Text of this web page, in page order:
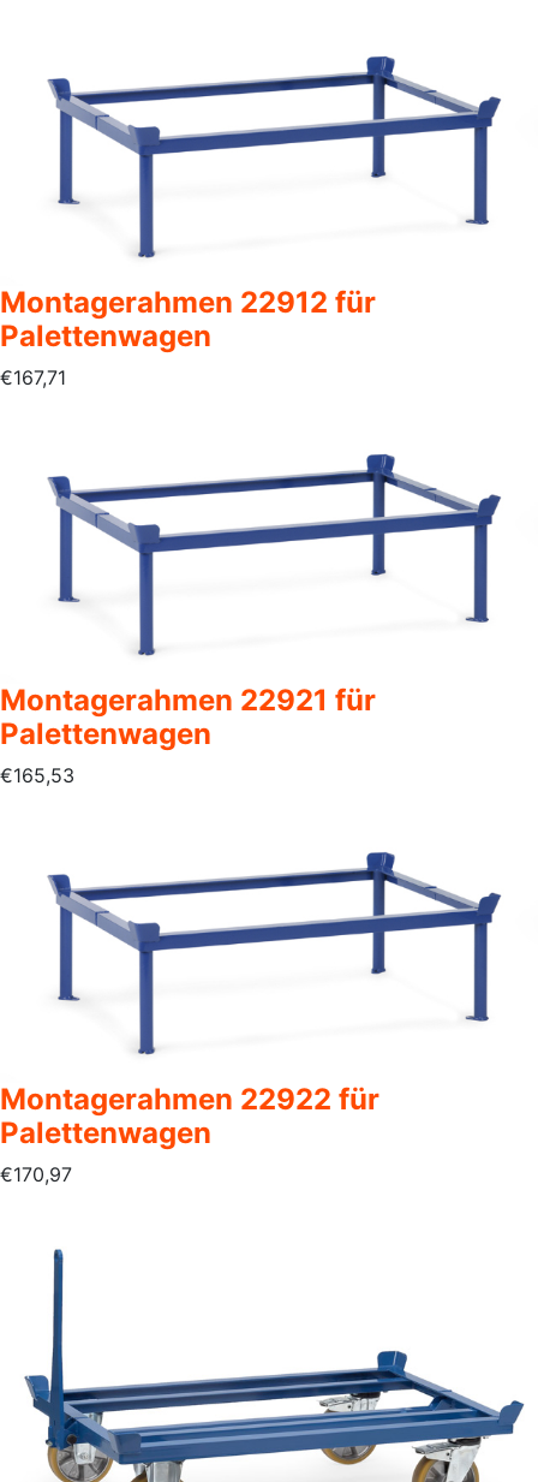
Montagerahmen 22912 für
Palettenwagen
€167,71
Montagerahmen 22921 für
Palettenwagen
€165,53
Montagerahmen 22922 für
Palettenwagen
€170,97